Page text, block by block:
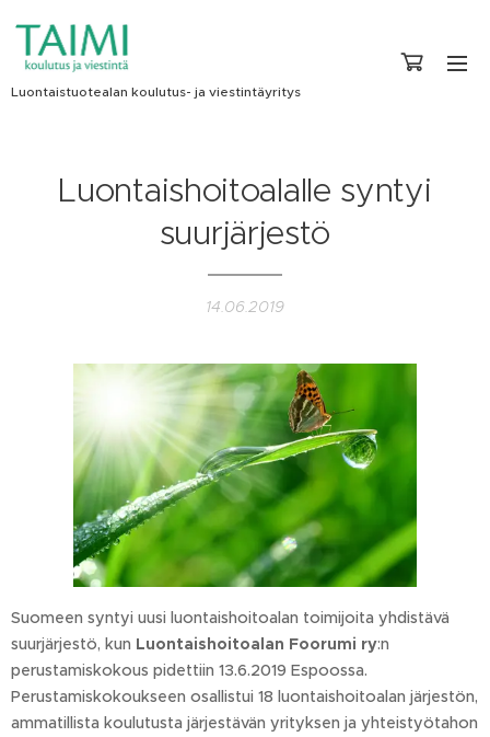
Luontaistuotealan koulutus- ja viestintäyritys
Luontaishoitoalalle syntyi
suurjärjestö
14.06.2019
Suomeen syntyi uusi luontaishoitoalan toimijoita yhdistävä
suurjärjestö, kun Luontaishoitoalan Foorumi ry:n
perustamiskokous pidettiin 13.6.2019 Espoossa.
Perustamiskokoukseen osallistui 18 luontaishoitoalan järjestön,
ammatillista koulutusta järjestävän yrityksen ja yhteistyötahon